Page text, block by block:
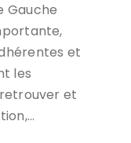
Gauche
et
les
et